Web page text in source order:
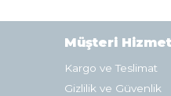
Müşteri
Kargo ve Teslimat
Gizlilik ve Güvenlik